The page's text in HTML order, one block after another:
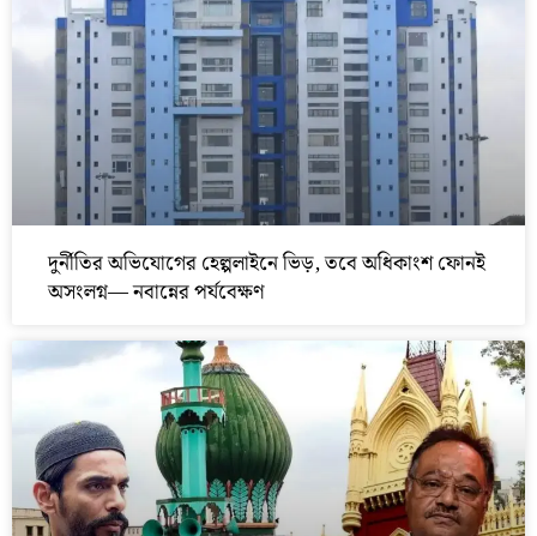
দুর্নীতির অভিযোগের হেল্পলাইনে ভিড়, তবে অধিকাংশ ফোনই
অসংলগ্ন— নবান্নের পর্যবেক্ষণ